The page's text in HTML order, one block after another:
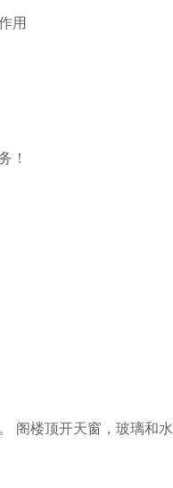
用
！
阁楼顶开天窗，玻璃和